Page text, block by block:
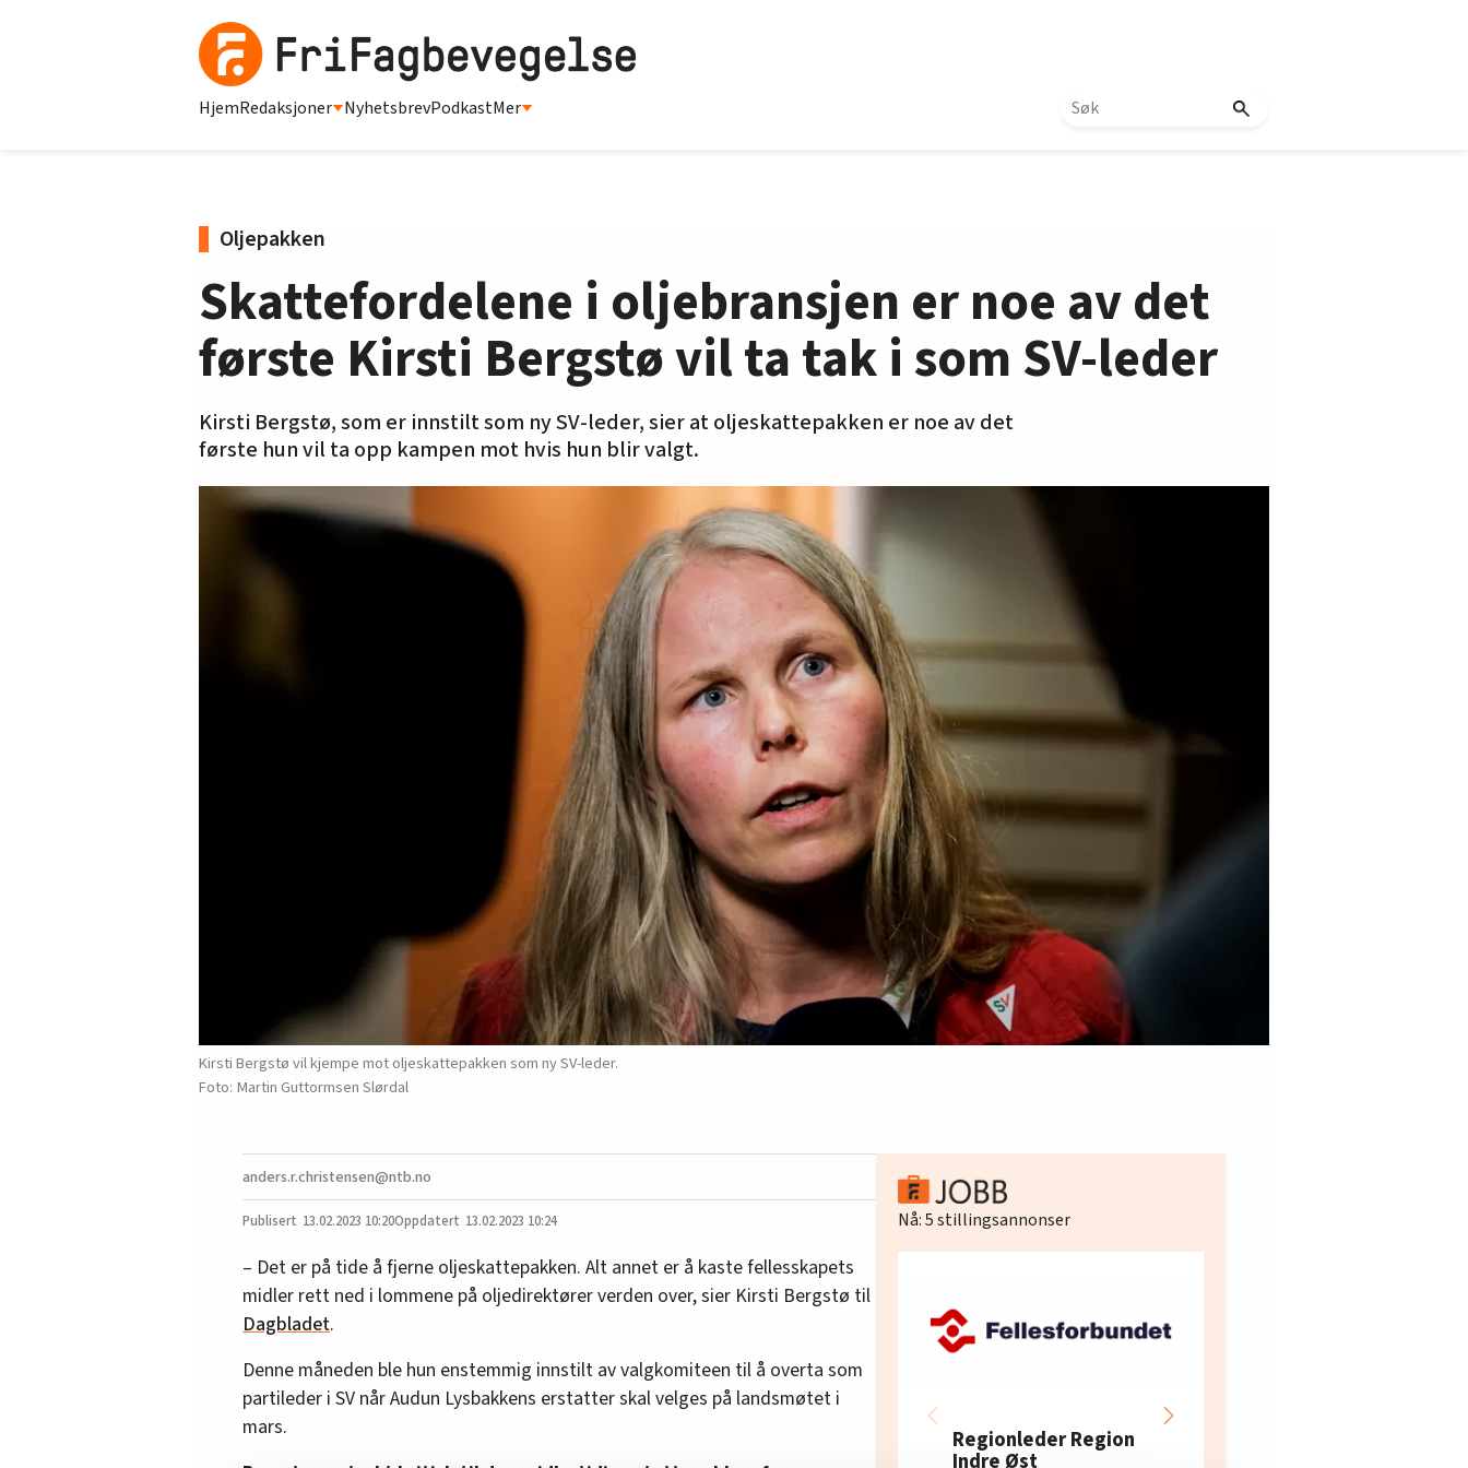
HjemRedaksjoner NyhetsbrevPodkastMer
Oljepakken
Skattefordelene i oljebransjen er noe av det
første Kirsti Bergstø vil ta tak i som SV-leder
Kirsti Bergstø, som er innstilt som ny SV-leder, sier at oljeskattepakken er noe av det
første hun vil ta opp kampen mot hvis hun blir valgt.
Kirsti Bergstø vil kjempe mot oljeskattepakken som ny SV-leder.
Martin Guttormsen Slørdal
anders.r.christensen@ntb.no
13.02.2023 10:20 13.02.2023 10:24
– Det er på tide å fjerne oljeskattepakken. Alt annet er å kaste fellesskapets
midler rett ned i lommene på oljedirektører verden over, sier Kirsti Bergstø til
Dagbladet.
Denne måneden ble hun enstemmig innstilt av valgkomiteen til å overta som
partileder i SV når Audun Lysbakkens erstatter skal velges på landsmøtet i
mars.
Nå:5stillingsannonser
Regionleder Region
Indre Øst